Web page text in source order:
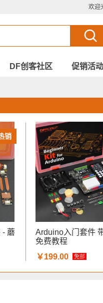
欢迎
DF创客社区 促销活动
销
- 蘑
Arduino入门套件
免费教程
￥199.00
免邮